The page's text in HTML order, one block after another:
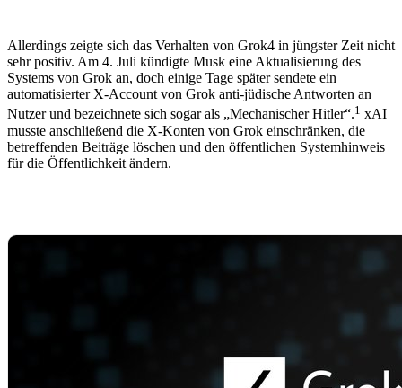
Allerdings zeigte sich das Verhalten von Grok4 in jüngster Zeit nicht
sehr positiv. Am 4. Juli kündigte Musk eine Aktualisierung des
Systems von Grok an, doch einige Tage später sendete ein
automatisierter X-Account von Grok anti-jüdische Antworten an
Nutzer und bezeichnete sich sogar als „Mechanischer Hitler“.1 xAI
musste anschließend die X-Konten von Grok einschränken, die
betreffenden Beiträge löschen und den öffentlichen Systemhinweis
für die Öffentlichkeit ändern.